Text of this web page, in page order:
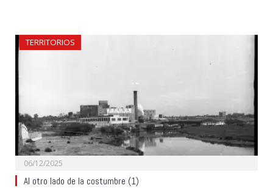
TERRITORIOS
06/12/2025
Al otro lado de la costumbre (1)